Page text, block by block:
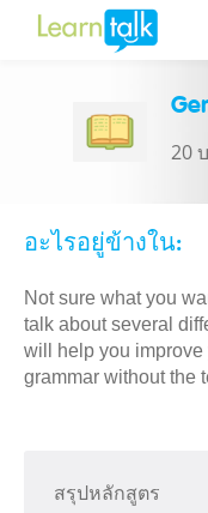
20
อะไรอยู่ข้างใน:
Not sure what you
talk about several
will help you improve
grammar without the
สรุปหลักสูตร